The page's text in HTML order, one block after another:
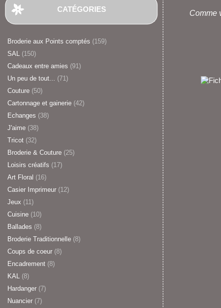
CATÉGORIES
Broderie aux Points comptés (159)
SAL (150)
Cadeaux entre amies (91)
Un peu de tout... (71)
Couture (50)
Cartonnage et gainerie (42)
Echanges (38)
J'aime (38)
Tricot (32)
Broderie & Couture (25)
Loisirs créatifs (17)
Art Floral (16)
Casier Imprimeur (12)
Jeux (11)
Cuisine (10)
Ballades (8)
Broderie Traditionnelle (8)
Coups de coeur (8)
Encadrement (8)
KAL (8)
Hardanger (7)
Nuancier (7)
Comme